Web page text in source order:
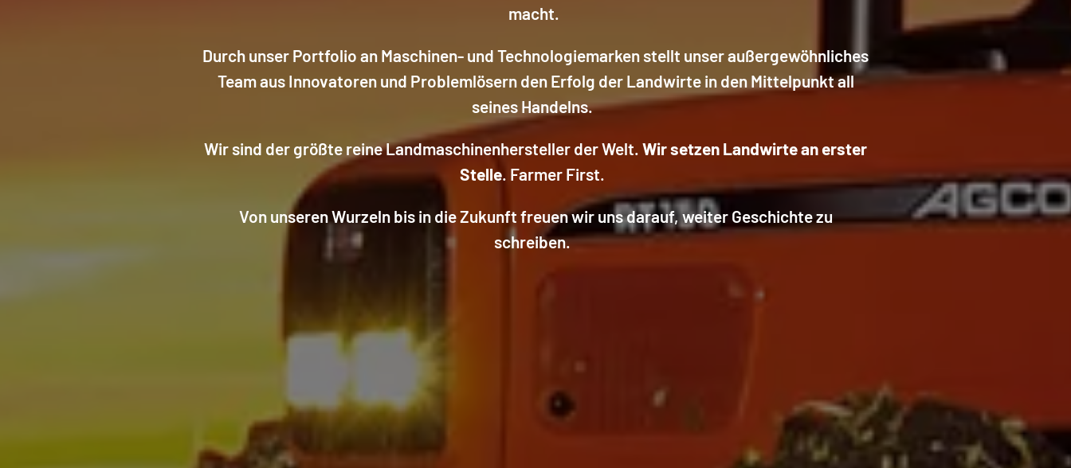
macht.
Durch unser Portfolio an Maschinen- und Technologiemarken stellt unser außergewöhnliches
Team aus Innovatoren und Problemlösern den Erfolg der Landwirte in den Mittelpunkt all
seines Handelns.
Wir sind der größte reine Landmaschinenhersteller der Welt. Wir setzen Landwirte an erster
Stelle. Farmer First.
Von unseren Wurzeln bis in die Zukunft freuen wir uns darauf, weiter Geschichte zu
schreiben.